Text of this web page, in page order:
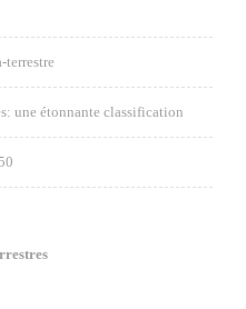
terrestre
une étonnante classification